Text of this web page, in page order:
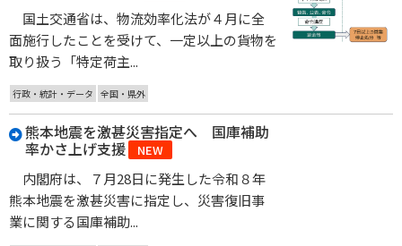
国土交通省は、物流効率化法が４月に全
面施行したことを受けて、一定以上の貨物を
取り扱う「特定荷主...
行政・統計・データ 全国・県外
熊本地震を激甚災害指定へ 国庫補助
率かさ上げ支援 NEW
内閣府は、７月28日に発生した令和８年
熊本地震を激甚災害に指定し、災害復旧事
業に関する国庫補助...